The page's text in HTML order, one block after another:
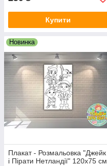
Купити
Новинка
Плакат - Розмальовка "Джейк
і Пірати Нетландії" 120х75 см